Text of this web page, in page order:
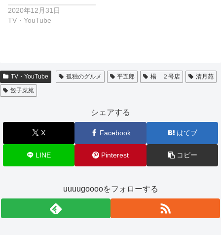
2020年12月31日
TV・YouTube
TV・YouTube 孤独のグルメ 平五郎 楊 ２号店
清月苑
餃子菜苑
シェアする
X Facebook はてブ
LINE Pinterest コピー
uuuugooooをフォローする